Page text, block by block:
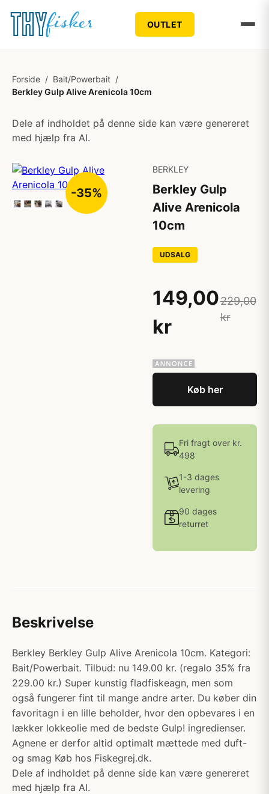
OUTLET
Forside / Bait/Powerbait /
Berkley Gulp Alive Arenicola 10cm
Dele af indholdet på denne side kan være genereret
med hjælp fra AI.
-35%
BERKLEY
Berkley Gulp
Alive Arenicola
10cm
UDSALG
149,00
kr
229,00
kr
Køb her
Fri fragt over kr.
498
1-3 dages
levering
90 dages
returret
Beskrivelse
Berkley Berkley Gulp Alive Arenicola 10cm. Kategori:
Bait/Powerbait. Tilbud: nu 149.00 kr. (regalo 35% fra
229.00 kr.) Super kunstig fladfiskeagn, men som
også fungerer fint til mange andre arter. Du køber din
favoritagn i en lille beholder, hvor den opbevares i en
lækker lokkeolie med de bedste Gulp! ingredienser.
Agnene er derfor altid optimalt mættede med duft-
og smag Køb hos Fiskegrej.dk.
Dele af indholdet på denne side kan være genereret
med hjælp fra AI.